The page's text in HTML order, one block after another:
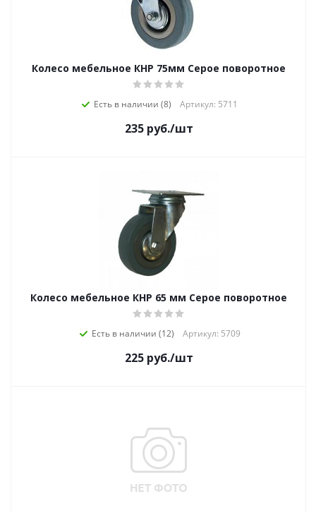
Колесо мебельное КНР 75мм Серое поворотное
Есть в наличии (8) Артикул: 5711
235руб./шт
Колесо мебельное КНР 65 мм Серое поворотное
Есть в наличии (12) Артикул: 5709
225руб./шт